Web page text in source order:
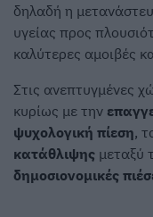
δηλαδή η
υγείας προς
καλύτερες αμοιβές
Στις ανεπτυγμένες
κυρίως με την
ψυχολογική πίεση,
κατάθλιψης μεταξύ
δημοσιονομικές